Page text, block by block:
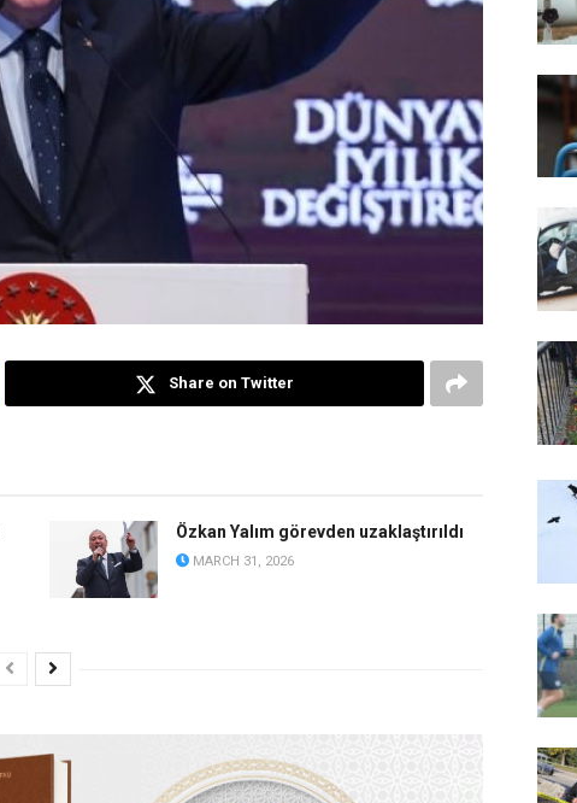
Share on Twitter
Özkan Yalım görevden uzaklaştırıldı
MARCH 31, 2026